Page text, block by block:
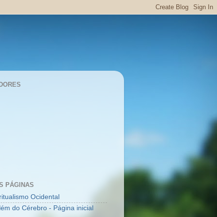
PÁGINAS
Ocidental
do Cérebro - Página inicial